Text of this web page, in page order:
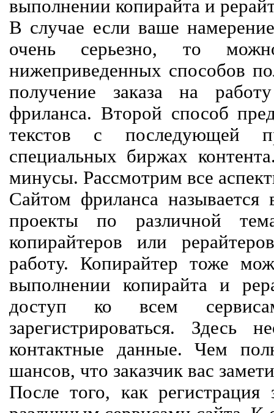
выполнении копирайта и
В случае если ваше
очень серьезно, то
нижеприведенных способов
получение заказа на
фриланса. Второй способ
текстов с последующей
специальных биржах
минусы. Рассмотрим все
Сайтом фриланса называется
проекты по различной
копирайтеров или
работу. Копирайтер тоже
выполнении копирайта и
доступ ко всем
зарегистрироваться. Здесь
контактные данные. Чем
шансов, что заказчик вас
После того, как регистрация